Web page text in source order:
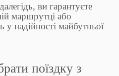
ви гарантуєте
маршрутці або
у надійності майбутньої
поїздку з